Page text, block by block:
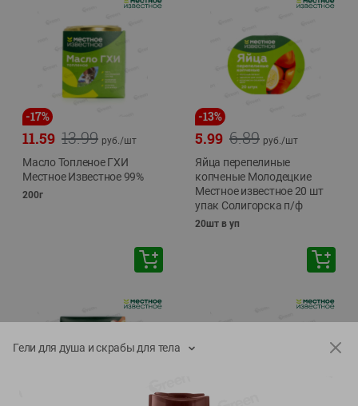
-17%
13.99
11.59 руб./шт
Масло Топленое ГХИ
Местное Известное 99%
200г
-13%
6.89
5.99 руб./шт
Яйца перепелиные
копченые Молодецкие
Местное известное 20 шт
упак Солигорска п/ф
20шт в уп
Гели для душа и скрабы для тела